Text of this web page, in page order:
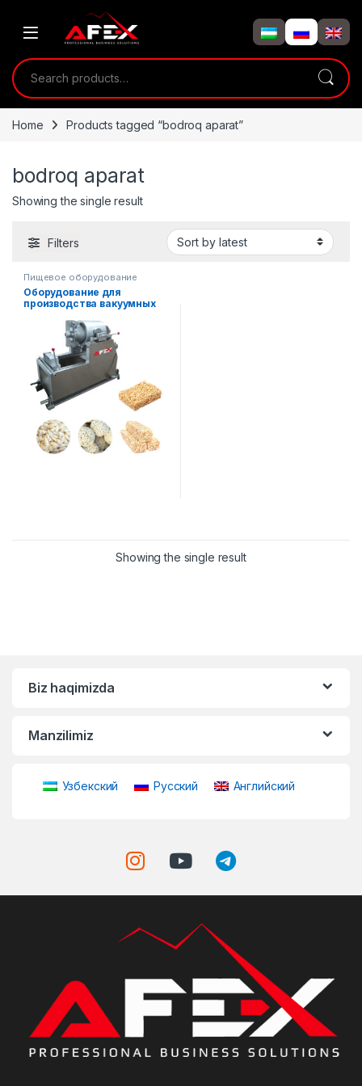
Search for:
Home Products tagged “bodroq aparat”
bodroq aparat
Showing the single result
Filters
Пищевое оборудование
Оборудование для
производства вакуумных
Showing the single result
Biz haqimizda
Manzilimiz
Узбекский Русский Английский